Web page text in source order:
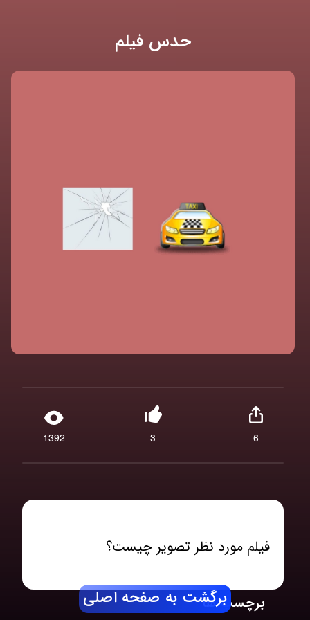
حدس فیلم
1392 3 6
فیلم مورد نظر تصویر چیست؟
برچسب هابرگشت به صفحه اصلی